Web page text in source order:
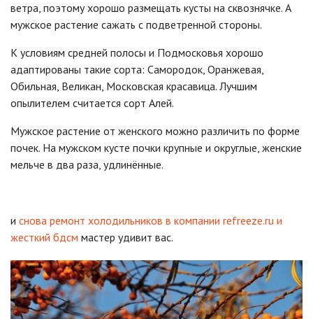
ветра, поэтому хорошо размещать кусты на сквознячке. А
мужское растение сажать с подветренной стороны.
К условиям средней полосы и Подмосковья хорошо
адаптированы такие сорта: Самородок, Оранжевая,
Обильная, Великан, Московская красавица. Лучшим
опылителем считается сорт Алей.
Мужское растение от женского можно различить по форме
почек. На мужском кусте почки крупные и округлые, женские
мельче в два раза, удлинённые.
и снова ремонт холодильников в компании refreeze.ru и
жесткий бдсм мастер удивит вас.